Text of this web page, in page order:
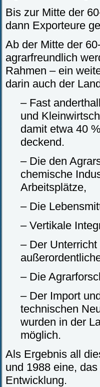
Bis zur Mitte der
dann Exporteure
Ab der Mitte der
agrarfreundlich
Rahmen – ein
darin auch der
– Fast
und
damit etwa 40
deckend.
– Die den
chemische
Arbeitsplätze,
– Die
– Vertikale
– Der
– Die
– Der Import
technischen
wurden in der
möglich.
Als Ergebnis all
und 1988 eine,
Entwicklung.